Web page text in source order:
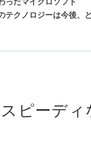
ったマイクロソフト
テクノロジーは今後、
ピーディ